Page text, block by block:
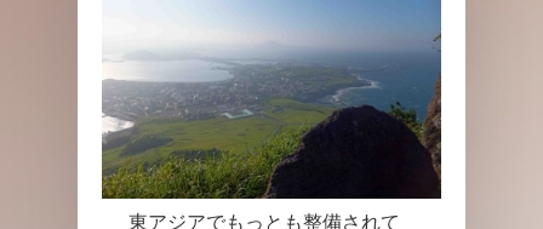
東アジアでもっとも整備されて